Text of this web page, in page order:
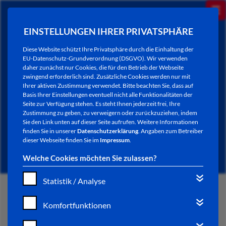
EINSTELLUNGEN IHRER PRIVATSPHÄRE
Diese Website schützt Ihre Privatsphäre durch die Einhaltung der
EU-Datenschutz-Grundverordnung (DSGVO). Wir verwenden
daher zunächst nur Cookies, die für den Betrieb der Webseite
zwingend erforderlich sind. Zusätzliche Cookies werden nur mit
Ihrer aktiven Zustimmung verwendet. Bitte beachten Sie, dass auf
Basis Ihrer Einstellungen eventuell nicht alle Funktionalitäten der
Seite zur Verfügung stehen. Es steht Ihnen jederzeit frei, Ihre
Zustimmung zu geben, zu verweigern oder zurückzuziehen, indem
Sie den Link unten auf dieser Seite aufrufen. Weitere Informationen
finden Sie in unsererDatenschutzerklärung. Angaben zum Betreiber
dieser Webseite finden Sie im Impressum.
Welche Cookies möchten Sie zulassen?
Statistik / Analyse
Komfortfunktionen
NEWSLETTER / CITY LETTER
START